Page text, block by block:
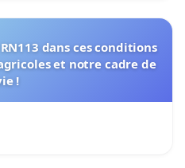
dans ces conditions
et notre cadre de
!